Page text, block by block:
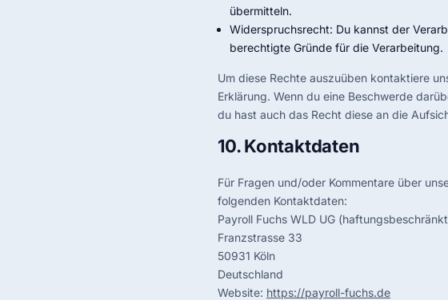
übermitteln.
Widerspruchsrecht: Du kannst der
berechtigte Gründe für die Verarbeitung.
Um diese Rechte auszuüben kontaktiere
Erklärung. Wenn du eine Beschwerde
du hast auch das Recht diese an die
10. Kontaktdaten
Für Fragen und/oder Kommentare über
folgenden Kontaktdaten:
Payroll Fuchs WLD UG
Franzstrasse 33
50931 Köln
Deutschland
Website: https://payroll-fuchs.de